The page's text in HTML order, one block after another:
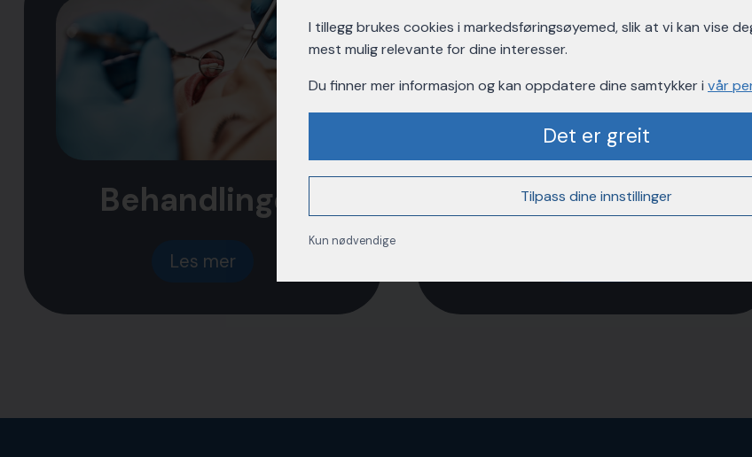
Behandlinger
Les mer
Priser
I tillegg brukes cookies i markedsførings­øyemed, slik at vi kan vise
mest mulig relevante for dine interesser.
Du finner mer informasjon og kan oppdatere dine samtykker i vår
Det er greit
Tilpass dine innstillinger
Kun nødvendige